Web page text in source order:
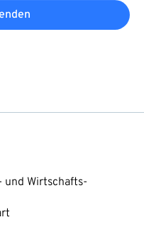
und Wirtschafts-